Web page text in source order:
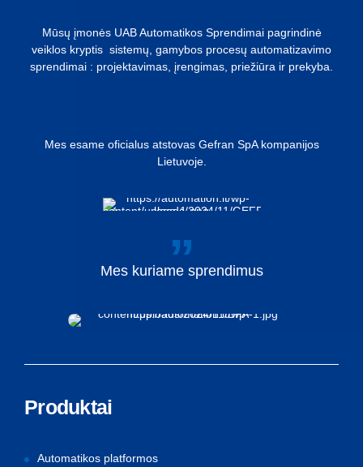
Mūsų įmonės UAB Automatikos Sprendimai pagrindinė
veiklos kryptis sistemų, gamybos procesų automatizavimo
sprendimai : projektavimas, įrengimas, priežiūra ir prekyba.
Mes esame oficialus atstovas Gefran SpA kompanijos
Lietuvoje.
Mes kuriame sprendimus
Produktai
Automatikos platformos